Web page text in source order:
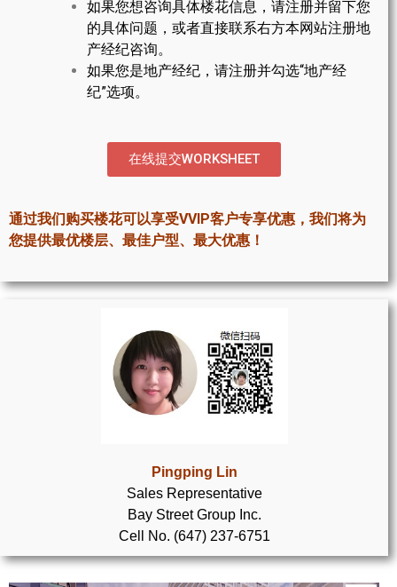
怡陶碧谷社区介绍
怡陶碧谷楼花项目
北约克楼花项目
世嘉堡楼花项目
密西沙加社区介绍
密西沙加楼花项目
奥克维尔社区介绍
奥克维尔楼花项目
旺市楼花项目
实用链接
如果您想咨询具体楼花信息，请注册并留下您
的具体问题，或者直接联系右方本网站注册地
产经纪咨询。
如果您是地产经纪，请注册并勾选“地产经
纪”选项。
在线提交WORKSHEET
通过我们购买楼花可以享受VVIP客户专享优惠，我们将为
您提供最优楼层、最佳户型、最大优惠！
Pingping Lin
Sales Representative
Bay Street Group Inc.
Cell No. (647) 237-6751